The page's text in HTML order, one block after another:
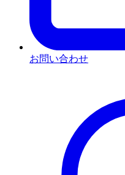
お問い合わせ